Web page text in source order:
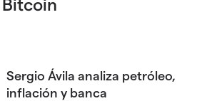
Sergio Ávila analiza petróleo,
inflación y banca